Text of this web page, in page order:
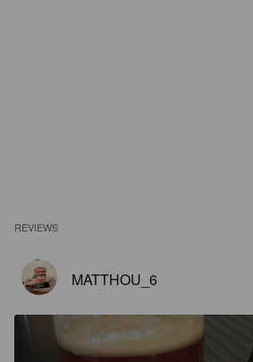
REVIEWS
MATTHOU_6